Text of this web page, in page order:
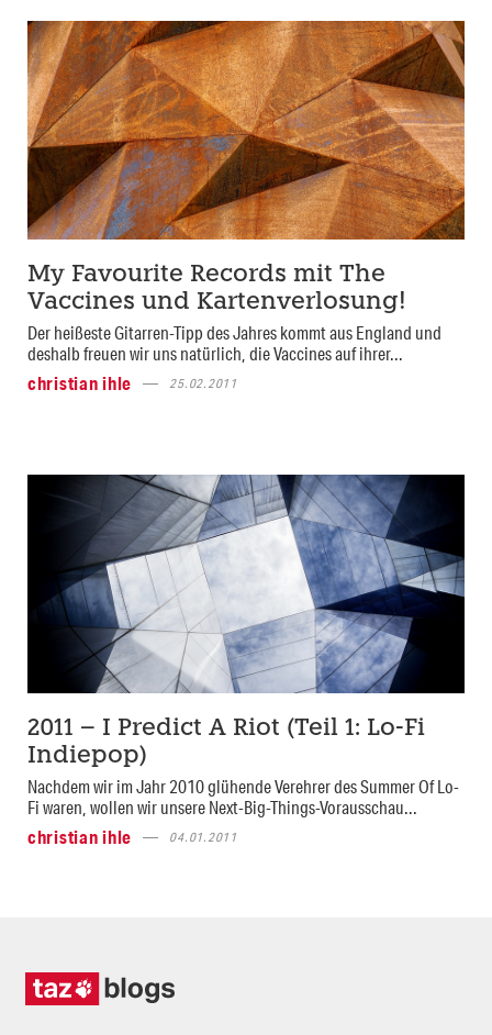
My Favourite Records mit The
Vaccines und Kartenverlosung!
Der heißeste Gitarren-Tipp des Jahres kommt aus England und
deshalb freuen wir uns natürlich, die Vaccines auf ihrer...
christian ihle
25.02.2011
2011 – I Predict A Riot (Teil 1: Lo-Fi
Indiepop)
Nachdem wir im Jahr 2010 glühende Verehrer des Summer Of Lo-
Fi waren, wollen wir unsere Next-Big-Things-Vorausschau...
christian ihle
04.01.2011